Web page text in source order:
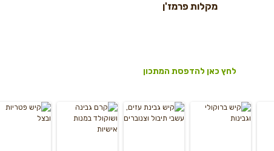
מקלות פרמז'ן
לחץ כאן להדפסת המתכון